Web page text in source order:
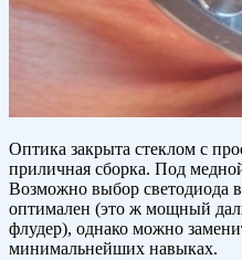
Оптика закрыта стеклом с
приличная сборка. Под
Возможно выбор светодиода
оптимален (это ж мощный
флудер), однако можно
минимальнейших навыках.